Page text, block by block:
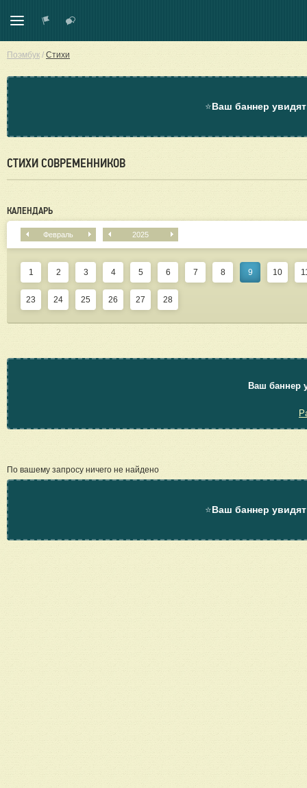
Поэмбук / Стихи
⭐Ваш баннер
СТИХИ СОВРЕМЕННИКОВ
КАЛЕНДАРЬ
Февраль 2025
1 2 3 4 5 6 7 8 9 10
23 24 25 26 27 28
Ваш баннер
По вашему запросу ничего не найдено
⭐Ваш баннер